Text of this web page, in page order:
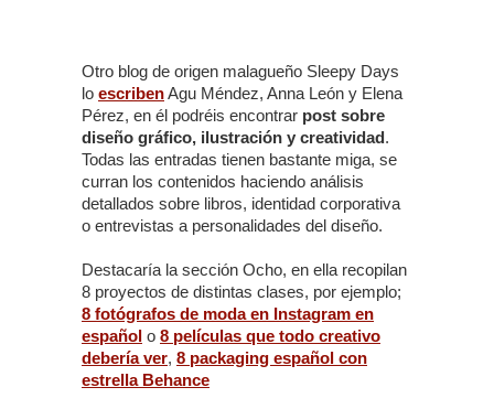
Otro blog de origen malagueño Sleepy Days
lo escribenAgu Méndez, Anna León y Elena
Pérez, en él podréis encontrar post sobre
diseño gráfico, ilustración y creatividad.
Todas las entradas tienen bastante miga, se
curran los contenidos haciendo análisis
detallados sobre libros, identidad corporativa
o entrevistas a personalidades del diseño.
Destacaría la sección Ocho, en ella recopilan
8 proyectos de distintas clases, por ejemplo;
8 fotógrafos de moda en Instagram en
español o 8 películas que todo creativo
debería ver, 8 packaging español con
estrella Behance